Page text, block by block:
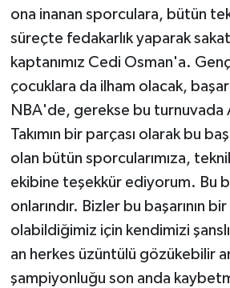
ona inanan sporculara, bütün
süreçte fedakarlık yaparak
kaptanımız Cedi Osman'a.
çocuklara da ilham olacak,
NBA'de, gerekse bu turnuvada
Takımın bir parçası olarak bu
olan bütün sporcularımıza,
ekibine teşekkür ediyorum. Bu
onlarındır. Bizler bu başarının bir
olabildiğimiz için kendimizi
an herkes üzüntülü gözükebilir
şampiyonluğu son anda